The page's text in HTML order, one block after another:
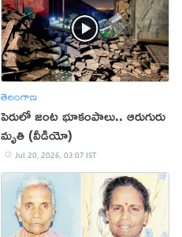
తెలంగాణ
పెరులో జంట భూకంపాలు.. ఆరుగురు
మృతి (వీడియో)
Jul 20, 2026, 03:07 IST